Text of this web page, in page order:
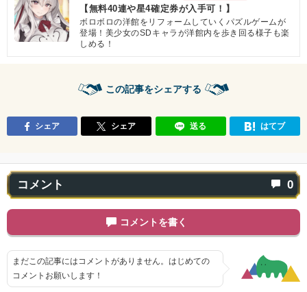
【無料40連や星4確定券が入手可！】
ボロボロの洋館をリフォームしていくパズルゲームが
登場！美少女のSDキャラが洋館内を歩き回る様子も楽
しめる！
この記事をシェアする
シェア シェア 送る はてブ
コメント 0
コメントを書く
まだこの記事にはコメントがありません。はじめての
コメントお願いします！